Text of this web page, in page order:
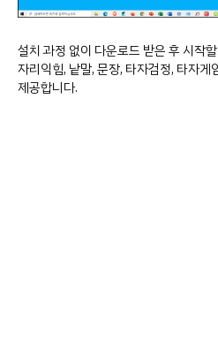
설치 과정 없이 다운로드 받은 후 시작
자리익힘, 낱말, 문장, 타자검정, 타자
제공합니다.